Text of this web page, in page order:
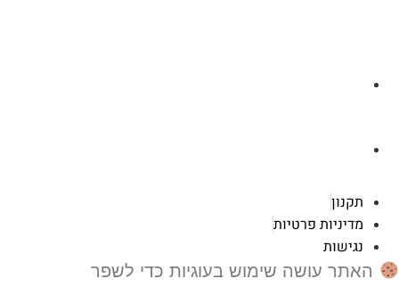
תקנון
מדיניות פרטיות
נגישות
האתר עושה שימוש בעוגיות כדי לשפר